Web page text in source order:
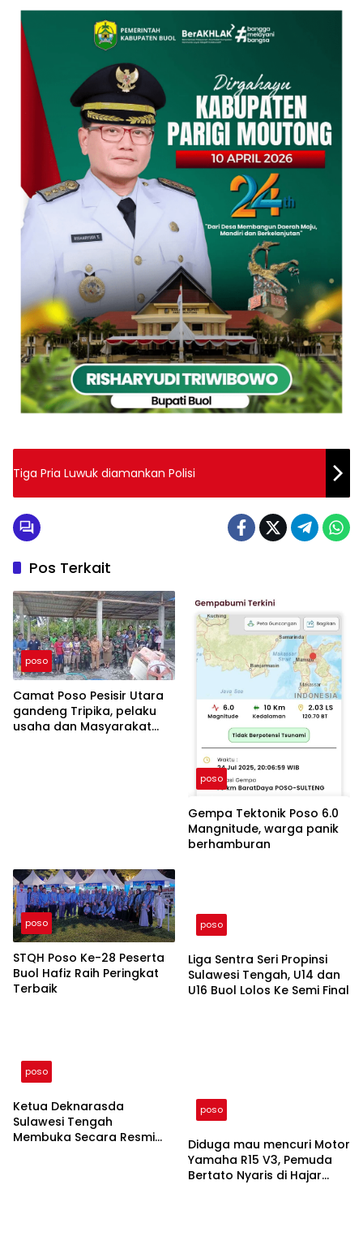
Tiga Pria Luwuk diamankan Polisi
Pos Terkait
poso
Camat Poso Pesisir Utara
gandeng Tripika, pelaku
usaha dan Masyarakat
poso
Gempa Tektonik Poso 6.0
Mangnitude, warga panik
berhamburan
poso
STQH Poso Ke-28 Peserta
Buol Hafiz Raih Peringkat
Terbaik
poso
Liga Sentra Seri Propinsi
Sulawesi Tengah, U14 dan
U16 Buol Lolos Ke Semi Final
poso
Ketua Deknarasda
Sulawesi Tengah
Membuka Secara Resmi
poso
Diduga mau mencuri Motor
Yamaha R15 V3, Pemuda
Bertato Nyaris di Hajar